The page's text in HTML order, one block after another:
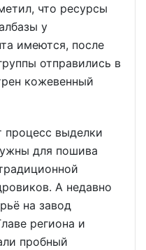
что ресурсы
у
имеются, после
отправились в
кожевенный
процесс выделки
для пошива
А недавно
на завод
региона и
пробный